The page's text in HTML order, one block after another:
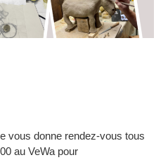
vous donne rendez-vous tous
au VeWa pour